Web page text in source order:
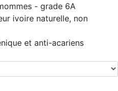
- grade 6A
ivoire naturelle, non
et anti-acariens